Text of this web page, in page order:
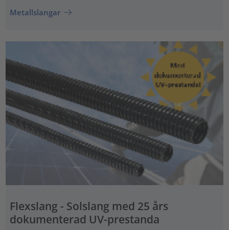
Metallslangar
Flexslang - Solslang med 25 års
dokumenterad UV-prestanda